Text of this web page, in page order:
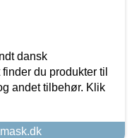
dansk
du produkter til
andet tilbehør. Klik